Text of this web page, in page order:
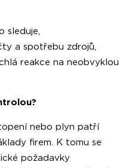
sleduje,
a spotřebu zdrojů,
reakce na neobvyklou
nebo plyn patří
firem. K tomu se
požadavky